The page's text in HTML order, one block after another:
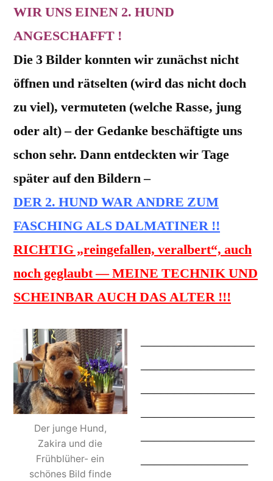
WIR UNS EINEN 2. HUND
ANGESCHAFFT !
Die 3 Bilder konnten wir zunächst nicht
öffnen und rätselten (wird das nicht doch
zu viel), vermuteten (welche Rasse, jung
oder alt) – der Gedanke beschäftigte uns
schon sehr. Dann entdeckten wir Tage
später auf den Bildern –
DER 2. HUND WAR ANDRE ZUM
FASCHING ALS DALMATINER !!
RICHTIG „reingefallen, veralbert“, auch
noch geglaubt — MEINE TECHNIK UND
SCHEINBAR AUCH DAS ALTER !!!
Der junge Hund,
Zakira und die
Frühblüher- ein
schönes Bild finde